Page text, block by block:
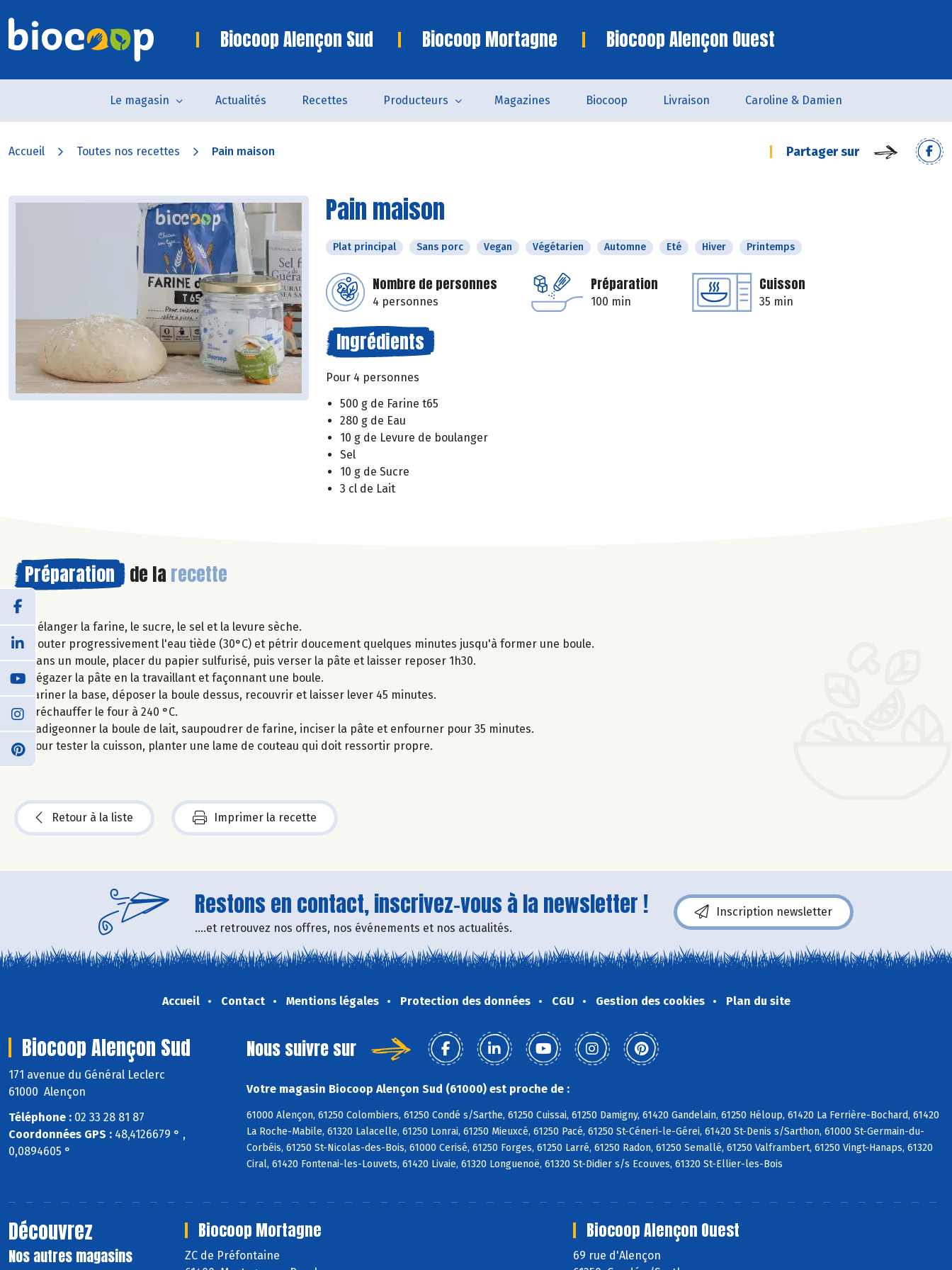
Biocoop Alençon Sud Biocoop Mortagne Biocoop Alençon Ouest
Le magasin Actualités Recettes Producteurs Magazines Biocoop Livraison Caroline & Damien
Accueil Toutes nos recettes Pain maison Partager sur
Pain maison
Plat principal Sans porc Vegan Végétarien Automne Eté Hiver Printemps
Nombre de personnes
4 personnes
Préparation
100 min
Cuisson
35 min
Ingrédients
Pour 4 personnes
500 g de Farine t65
280 g de Eau
10 g de Levure de boulanger
Sel
10 g de Sucre
3 cl de Lait
Préparation de la recette
Mélanger la farine, le sucre, le sel et la levure sèche.
Ajouter progressivement l'eau tiède (30°C) et pétrir doucement quelques minutes jusqu'à former une boule.
Dans un moule, placer du papier sulfurisé, puis verser la pâte et laisser reposer 1h30.
Dégazer la pâte en la travaillant et façonnant une boule.
Fariner la base, déposer la boule dessus, recouvrir et laisser lever 45 minutes.
Préchauffer le four à 240 °C.
Badigeonner la boule de lait, saupoudrer de farine, inciser la pâte et enfourner pour 35 minutes.
Pour tester la cuisson, planter une lame de couteau qui doit ressortir propre.
Retour à la liste Imprimer la recette
Restons en contact, inscrivez-vous à la newsletter !
....et retrouvez nos offres, nos événements et nos actualités.
Inscription newsletter
Accueil Contact Mentions légales Protection des données CGU Gestion des cookies Plan du site
Biocoop Alençon Sud
171 avenue du Général Leclerc
61000 Alençon
Téléphone : 02 33 28 81 87
Coordonnées GPS : 48,4126679 ° ,
0,0894605 °
Nous suivre sur
Votre magasin Biocoop Alençon Sud (61000) est proche de :
61000 Alençon, 61250 Colombiers, 61250 Condé s/Sarthe, 61250 Cuissai, 61250 Damigny, 61420 Gandelain, 61250 Héloup, 61420 La Ferrière-Bochard, 61420
La Roche-Mabile, 61320 Lalacelle, 61250 Lonrai, 61250 Mieuxcé, 61250 Pacé, 61250 St-Céneri-le-Gérei, 61420 St-Denis s/Sarthon, 61000 St-Germain-du-
Corbéis, 61250 St-Nicolas-des-Bois, 61000 Cerisé, 61250 Forges, 61250 Larré, 61250 Radon, 61250 Semallé, 61250 Valframbert, 61250 Vingt-Hanaps, 61320
Ciral, 61420 Fontenai-les-Louvets, 61420 Livaie, 61320 Longuenoë, 61320 St-Didier s/s Ecouves, 61320 St-Ellier-les-Bois
Découvrez
Nos autres magasins
Biocoop Mortagne
ZC de Préfontaine
Biocoop Alençon Ouest
69 rue d'Alençon